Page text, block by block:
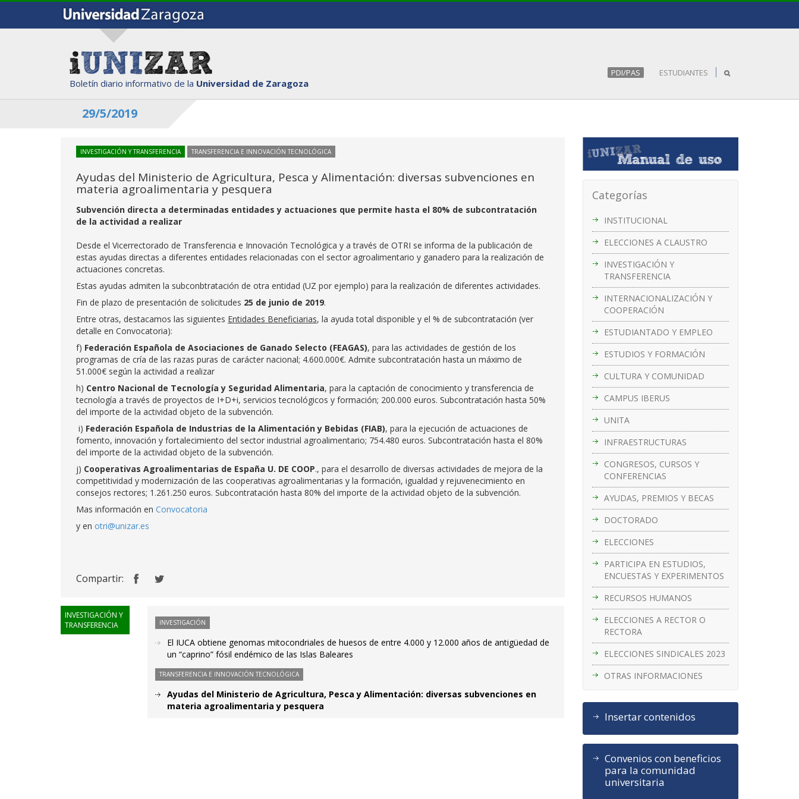
Boletín diario informativo de la Universidad de Zaragoza
PDI/PAS ESTUDIANTES
29/5/2019
Categorías
INSTITUCIONAL
ELECCIONES A CLAUSTRO
INVESTIGACIÓN Y
TRANSFERENCIA
INTERNACIONALIZACIÓN Y
COOPERACIÓN
ESTUDIANTADO Y EMPLEO
ESTUDIOS Y FORMACIÓN
CULTURA Y COMUNIDAD
CAMPUS IBERUS
UNITA
INFRAESTRUCTURAS
CONGRESOS, CURSOS Y
CONFERENCIAS
AYUDAS, PREMIOS Y BECAS
DOCTORADO
ELECCIONES
PARTICIPA EN ESTUDIOS,
ENCUESTAS Y EXPERIMENTOS
RECURSOS HUMANOS
ELECCIONES A RECTOR O
RECTORA
ELECCIONES SINDICALES 2023
OTRAS INFORMACIONES
Insertar contenidos
Convenios con beneficios
para la comunidad
universitaria
INVESTIGACIÓN Y TRANSFERENCIA TRANSFERENCIA E INNOVACIÓN TECNOLÓGICA
Ayudas del Ministerio de Agricultura, Pesca y Alimentación: diversas subvenciones en
materia agroalimentaria y pesquera
Subvención directa a determinadas entidades y actuaciones que permite hasta el 80% de subcontratación
de la actividad a realizar
Desde el Vicerrectorado de Transferencia e Innovación Tecnológica y a través de OTRI se informa de la publicación de
estas ayudas directas a diferentes entidades relacionadas con el sector agroalimentario y ganadero para la realización de
actuaciones concretas.
Estas ayudas admiten la subconbtratación de otra entidad (UZ por ejemplo) para la realización de diferentes actividades.
Fin de plazo de presentación de solicitudes 25 de junio de 2019.
Entre otras, destacamos las siguientes Entidades Beneficiarias, la ayuda total disponible y el % de subcontratación (ver
detalle en Convocatoria):
f) Federación Española de Asociaciones de Ganado Selecto (FEAGAS), para las actividades de gestión de los
programas de cría de las razas puras de carácter nacional; 4.600.000€. Admite subcontratación hasta un máximo de
51.000€ según la actividad a realizar
h) Centro Nacional de Tecnología y Seguridad Alimentaria, para la captación de conocimiento y transferencia de
tecnología a través de proyectos de I+D+i, servicios tecnológicos y formación; 200.000 euros. Subcontratación hasta 50%
del importe de la actividad objeto de la subvención.
i) Federación Española de Industrias de la Alimentación y Bebidas (FIAB), para la ejecución de actuaciones de
fomento, innovación y fortalecimiento del sector industrial agroalimentario; 754.480 euros. Subcontratación hasta el 80%
del importe de la actividad objeto de la subvención.
j) Cooperativas Agroalimentarias de España U. DE COOP., para el desarrollo de diversas actividades de mejora de la
competitividad y modernización de las cooperativas agroalimentarias y la formación, igualdad y rejuvenecimiento en
consejos rectores; 1.261.250 euros. Subcontratación hasta 80% del importe de la actividad objeto de la subvención.
Mas información en Convocatoria
y en otri@unizar.es
Compartir:
INVESTIGACIÓN Y
TRANSFERENCIA
INVESTIGACIÓN
El IUCA obtiene genomas mitocondriales de huesos de entre 4.000 y 12.000 años de antigüedad de
un “caprino” fósil endémico de las Islas Baleares
TRANSFERENCIA E INNOVACIÓN TECNOLÓGICA
Ayudas del Ministerio de Agricultura, Pesca y Alimentación: diversas subvenciones en
materia agroalimentaria y pesquera